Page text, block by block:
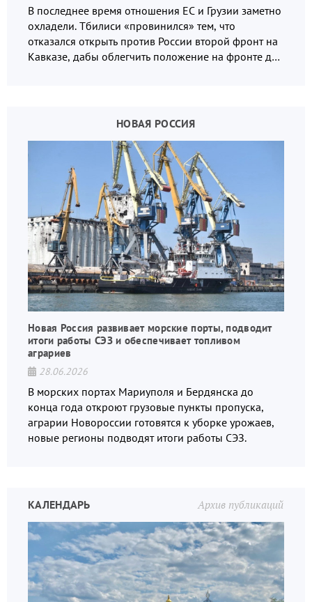
В последнее время отношения ЕС и Грузии заметно
охладели. Тбилиси «провинился» тем, что
отказался открыть против России второй фронт на
Кавказе, дабы облегчить положение на фронте для
НОВАЯ РОССИЯ
Новая Россия развивает морские порты, подводит
итоги работы СЭЗ и обеспечивает топливом
аграриев
28.06.2026
В морских портах Мариуполя и Бердянска до
конца года откроют грузовые пункты пропуска,
аграрии Новороссии готовятся к уборке урожаев,
новые регионы подводят итоги работы СЭЗ.
Архив публикаций
КАЛЕНДАРЬ